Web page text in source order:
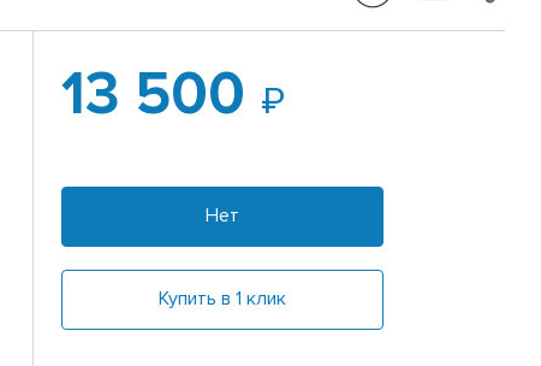
13 500
Нет
Купить в 1 клик